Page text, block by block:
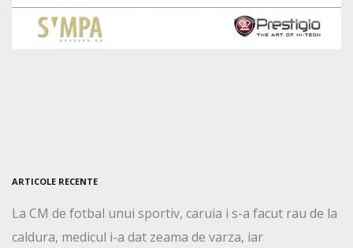
ARTICOLE RECENTE
La CM de fotbal unui sportiv, caruia i s-a facut rau de la
caldura, medicul i-a dat zeama de varza, iar